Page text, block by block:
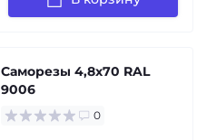
Саморезы 4,8х70 RAL
9006
0